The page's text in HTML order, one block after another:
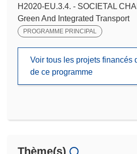
H2020-EU.3.4. - SOCIETAL
Green And Integrated Transport
PROGRAMME PRINCIPAL
Voir tous les projets financés
de ce programme
Thème(s)